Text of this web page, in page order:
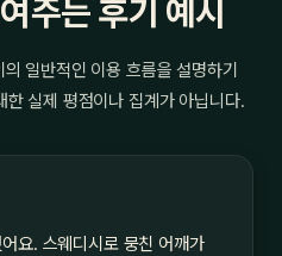
주는 후기 예시
일반적인 이용 흐름을 설명하기
한 실제 평점이나 집계가 아닙니다.
요. 스웨디시로 뭉친 어깨가